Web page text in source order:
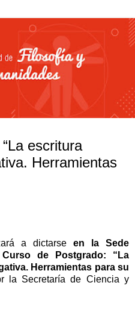
escritura
Herramientas
a dictarse en la Sede
Curso de Postgrado: “La
Herramientas para su
la Secretaría de Ciencia y